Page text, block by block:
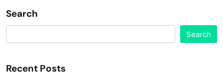
Search
Search
Recent Posts